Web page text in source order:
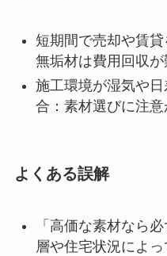
短期間で売却や賃
無垢材は費用回収が
施工環境が湿気や
合：素材選びに注
よくある誤解
「高価な素材なら
層や住宅状況によ